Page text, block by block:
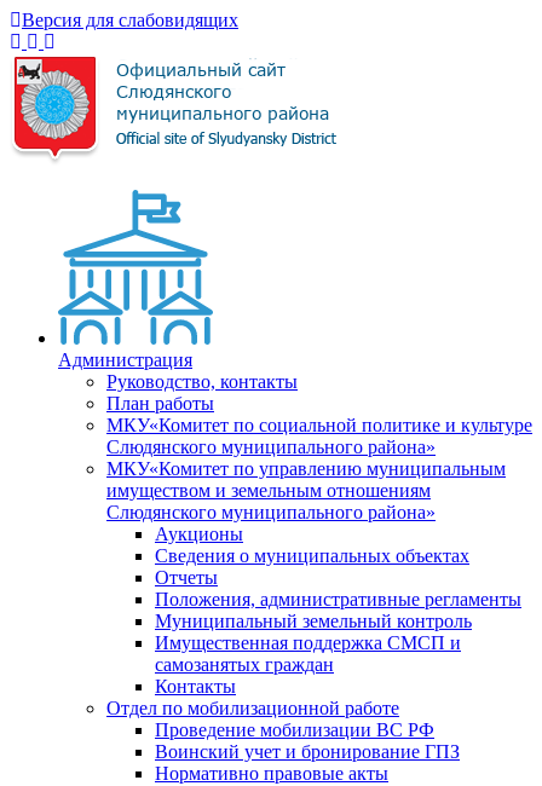
Версия для слабовидящих
Администрация
Руководство, контакты
План работы
МКУ«Комитет по социальной политике и культуре
Слюдянского муниципального района»
МКУ«Комитет по управлению муниципальным
имуществом и земельным отношениям
Слюдянского муниципального района»
Аукционы
Сведения о муниципальных объектах
Отчеты
Положения, административные регламенты
Муниципальный земельный контроль
Имущественная поддержка СМСП и
самозанятых граждан
Контакты
Отдел по мобилизационной работе
Проведение мобилизации ВС РФ
Воинский учет и бронирование ГПЗ
Нормативно правовые акты